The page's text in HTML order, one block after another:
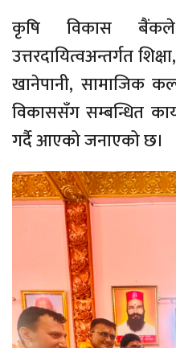
कृषि विकास
उत्तरदायित्वअन्तर्गत
खानेपानी, सामाजिक
विकाससँग सम्बन्धित
गर्दै आएको जनाएको छ।